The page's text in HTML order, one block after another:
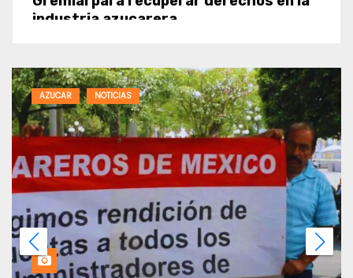
procesamiento de crudo desde agosto
Morelos proyecta producir siete mil
toneladas de biofertilizante con
cachaza de caña
México y Japón impulsan cooperación
energética, económica y ambiental
NOTICIAS NOTICIAS ENERGIA